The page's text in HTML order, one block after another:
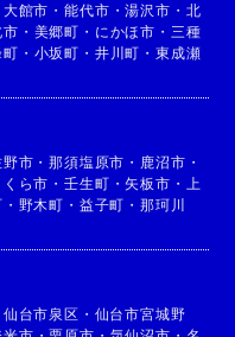
大館市 ・能代市 ・湯沢市 ・ 北
市 ・ 美郷町 ・ にかほ市 ・ 三種
町 ・ 小坂町 ・ 井川町 ・ 東成瀬
野市 ・那須塩原市 ・ 鹿沼市 ・
くら市 ・壬生町 ・矢板市 ・
上
・ 野木町 ・ 益子町 ・那珂川
仙台市泉区 ・ 仙台市宮城野